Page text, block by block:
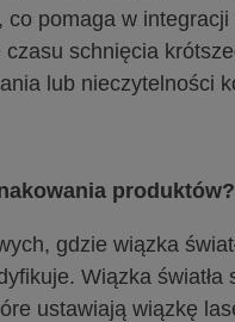
co pomaga w
schnięcia
lub nieczytelności
produktów?
gdzie wiązka
Wiązka
ustawiają wiązkę